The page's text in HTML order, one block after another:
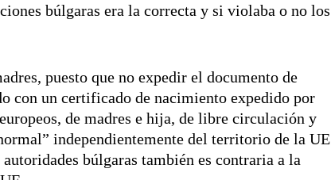
búlgaras era la correcta y si violaba o no los
puesto que no expedir el documento de
con un certificado de nacimiento expedido por
de madres e hija, de libre circulación y
independientemente del territorio de la UE
búlgaras también es contraria a la